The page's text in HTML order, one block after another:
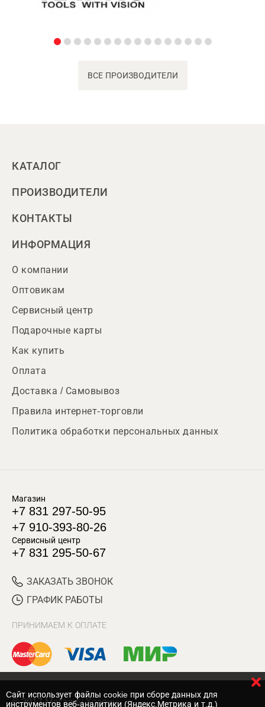
ВСЕ ПРОИЗВОДИТЕЛИ
КАТАЛОГ
ПРОИЗВОДИТЕЛИ
КОНТАКТЫ
ИНФОРМАЦИЯ
О компании
Оптовикам
Сервисный центр
Подарочные карты
Как купить
Оплата
Доставка / Самовывоз
Правила интернет-торговли
Политика обработки персональных данных
Магазин
+7 831 297-50-95
+7 910-393-80-26
Сервисный центр
+7 831 295-50-67
ЗАКАЗАТЬ ЗВОНОК
ГРАФИК РАБОТЫ
ПРИНИМАЕМ К ОПЛАТЕ
© 2017 Магазин Хозяин
Cайт использует файлы cookie при сборе данных для
инструментов веб-аналитики (Яндекс.Метрика и т.д.)